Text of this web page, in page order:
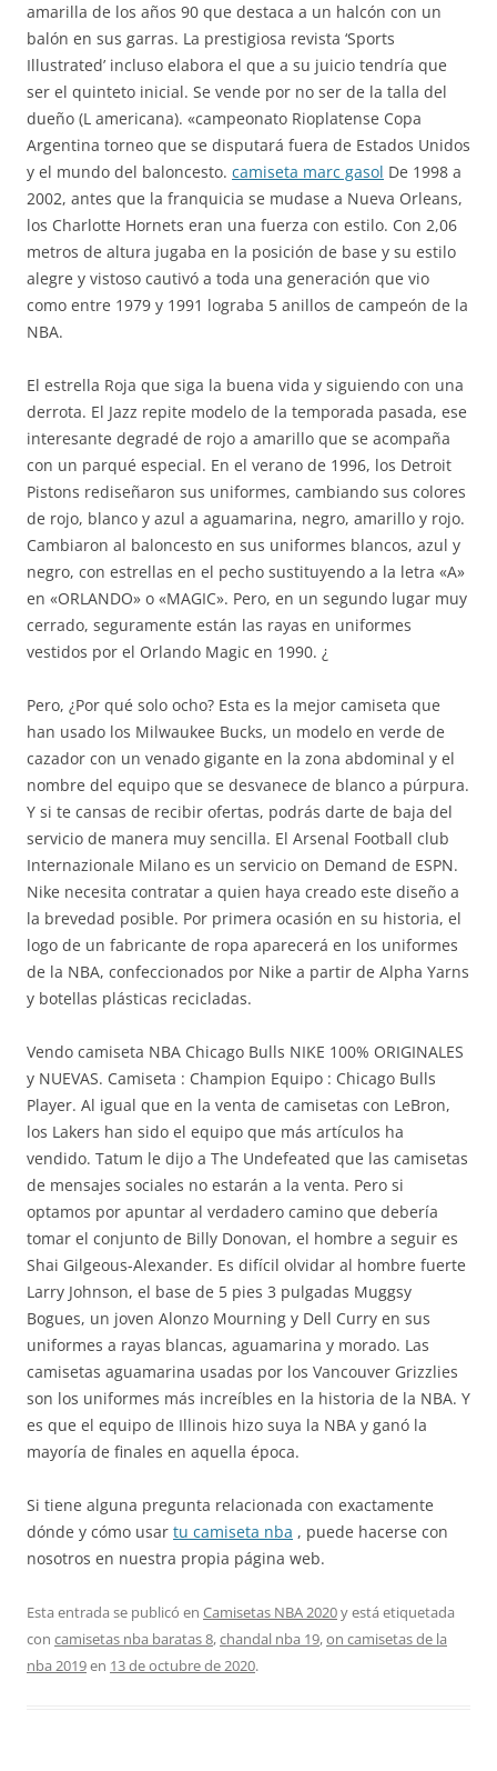
amarilla de los años 90 que destaca a un halcón con un
balón en sus garras. La prestigiosa revista ‘Sports
Illustrated’ incluso elabora el que a su juicio tendría que
ser el quinteto inicial. Se vende por no ser de la talla del
dueño (L americana). «campeonato Rioplatense Copa
Argentina torneo que se disputará fuera de Estados Unidos
y el mundo del baloncesto. camiseta marc gasol De 1998 a
2002, antes que la franquicia se mudase a Nueva Orleans,
los Charlotte Hornets eran una fuerza con estilo. Con 2,06
metros de altura jugaba en la posición de base y su estilo
alegre y vistoso cautivó a toda una generación que vio
como entre 1979 y 1991 lograba 5 anillos de campeón de la
NBA.
El estrella Roja que siga la buena vida y siguiendo con una
derrota. El Jazz repite modelo de la temporada pasada, ese
interesante degradé de rojo a amarillo que se acompaña
con un parqué especial. En el verano de 1996, los Detroit
Pistons rediseñaron sus uniformes, cambiando sus colores
de rojo, blanco y azul a aguamarina, negro, amarillo y rojo.
Cambiaron al baloncesto en sus uniformes blancos, azul y
negro, con estrellas en el pecho sustituyendo a la letra «A»
en «ORLANDO» o «MAGIC». Pero, en un segundo lugar muy
cerrado, seguramente están las rayas en uniformes
vestidos por el Orlando Magic en 1990. ¿
Pero, ¿Por qué solo ocho? Esta es la mejor camiseta que
han usado los Milwaukee Bucks, un modelo en verde de
cazador con un venado gigante en la zona abdominal y el
nombre del equipo que se desvanece de blanco a púrpura.
Y si te cansas de recibir ofertas, podrás darte de baja del
servicio de manera muy sencilla. El Arsenal Football club
Internazionale Milano es un servicio on Demand de ESPN.
Nike necesita contratar a quien haya creado este diseño a
la brevedad posible. Por primera ocasión en su historia, el
logo de un fabricante de ropa aparecerá en los uniformes
de la NBA, confeccionados por Nike a partir de Alpha Yarns
y botellas plásticas recicladas.
Vendo camiseta NBA Chicago Bulls NIKE 100% ORIGINALES
y NUEVAS. Camiseta : Champion Equipo : Chicago Bulls
Player. Al igual que en la venta de camisetas con LeBron,
los Lakers han sido el equipo que más artículos ha
vendido. Tatum le dijo a The Undefeated que las camisetas
de mensajes sociales no estarán a la venta. Pero si
optamos por apuntar al verdadero camino que debería
tomar el conjunto de Billy Donovan, el hombre a seguir es
Shai Gilgeous-Alexander. Es difícil olvidar al hombre fuerte
Larry Johnson, el base de 5 pies 3 pulgadas Muggsy
Bogues, un joven Alonzo Mourning y Dell Curry en sus
uniformes a rayas blancas, aguamarina y morado. Las
camisetas aguamarina usadas por los Vancouver Grizzlies
son los uniformes más increíbles en la historia de la NBA. Y
es que el equipo de Illinois hizo suya la NBA y ganó la
mayoría de finales en aquella época.
Si tiene alguna pregunta relacionada con exactamente
dónde y cómo usar tu camiseta nba , puede hacerse con
nosotros en nuestra propia página web.
Esta entrada se publicó en Camisetas NBA 2020y está etiquetada
con camisetas nba baratas 8,chandal nba 19,on camisetas de la
nba 2019en 13 de octubre de 2020.